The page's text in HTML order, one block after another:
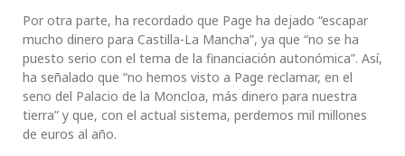
Por otra parte, ha recordado que Page ha dejado “escapar
mucho dinero para Castilla-La Mancha”, ya que “no se ha
puesto serio con el tema de la financiación autonómica”. Así,
ha señalado que “no hemos visto a Page reclamar, en el
seno del Palacio de la Moncloa, más dinero para nuestra
tierra” y que, con el actual sistema, perdemos mil millones
de euros al año.